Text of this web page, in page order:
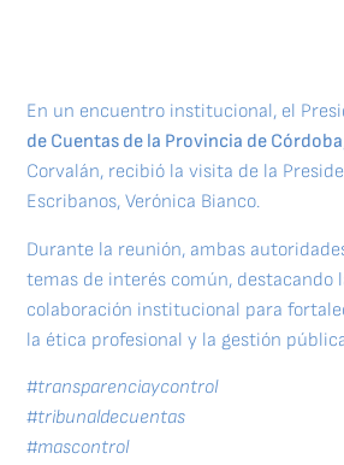
En un encuentro institucional, el
de Cuentas de la Provincia de Córdoba
Corvalán, recibió la visita de la
Escribanos, Verónica Bianco.
Durante la reunión, ambas
temas de interés común, destacando
colaboración institucional para
la ética profesional y la gestión
#transparenciaycontrol
#tribunaldecuentas
#mascontrol